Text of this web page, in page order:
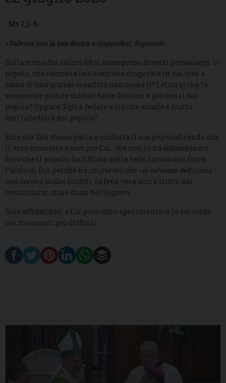
Mt 7,1-5
«Salvaci con la tua destra e rispondici, Signore!»
Sulla scena del salmo 60 si susseguono diversi personaggi: il
popolo, che racconta la situazione disperata in cui vive a
causa di una grande sconfitta nazionale (1a Lettura) che fa
sorgere un grande dubbio: forse Dio non è più con il suo
popolo? Oppure, Egli è fedele e ciò che accade è frutto
dell’infedeltà del popolo?
Ecco che Dio stesso parla e conforta il suo popolodicendo che
il vero vincitore è sempre Lui, che non lo ha abbandonato.
Ecco che il popolo, fortificato nella fede, invoca con forza
l’aiuto di Dio perché ha imparato che «la salvezza dell’uomo
non serve a nulla»; infatti, la fede vera non è frutto dei
nostrisforzi, ma è dono del Signore.
Solo affidandoci a Lui possiamo sperimentare la salvezza
nei momenti più difficili.